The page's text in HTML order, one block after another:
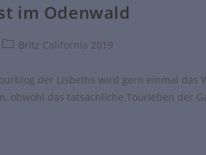
im Odenwald
Britz California 2019
der Lisbeths wird gern einmal das
obwohl das tatsächliche Tourleben der